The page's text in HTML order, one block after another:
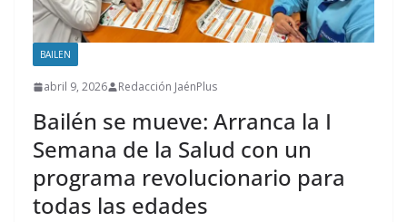
BAILEN
abril 9, 2026 Redacción JaénPlus
Bailén se mueve: Arranca la I
Semana de la Salud con un
programa revolucionario para
todas las edades